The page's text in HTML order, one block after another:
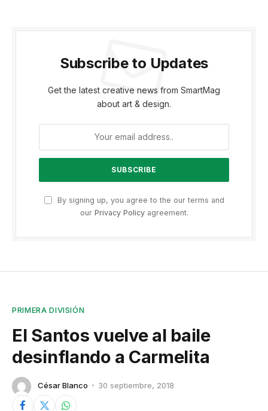
Subscribe to Updates
Get the latest creative news from SmartMag
about art & design.
By signing up, you agree to the our terms and
our Privacy Policyagreement.
PRIMERA DIVISIÓN
El Santos vuelve al baile
desinflando a Carmelita
César Blanco 30 septiembre, 2018